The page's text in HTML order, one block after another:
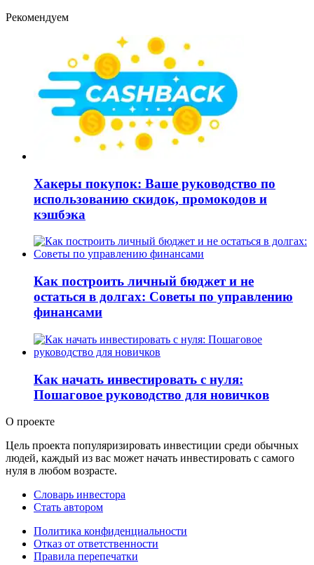
Рекомендуем
Хакеры покупок: Ваше руководство по
использованию скидок, промокодов и
кэшбэка
Как построить личный бюджет и не
остаться в долгах: Советы по управлению
финансами
Как начать инвестировать с нуля:
Пошаговое руководство для новичков
О проекте
Цель проекта популяризировать инвестиции среди обычных
людей, каждый из вас может начать инвестировать с самого
нуля в любом возрасте.
Словарь инвестора
Стать автором
Политика конфиденциальности
Отказ от ответственности
Правила перепечатки